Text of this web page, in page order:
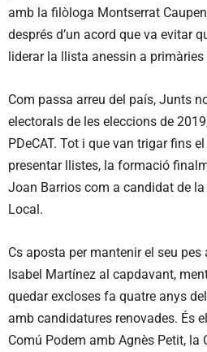
amb la filòloga Montserrat
després d’un acord que va evitar
liderar la llista anessin a primàries
Com passa arreu del país, Junts
electorals de les eleccions de
PDeCAT. Tot i que van trigar fins
presentar llistes, la formació
Joan Barrios com a candidat de
Local.
Cs aposta per mantenir el seu
Isabel Martínez al capdavant,
quedar excloses fa quatre anys
amb candidatures renovades. És
Comú Podem amb Agnès Petit, la